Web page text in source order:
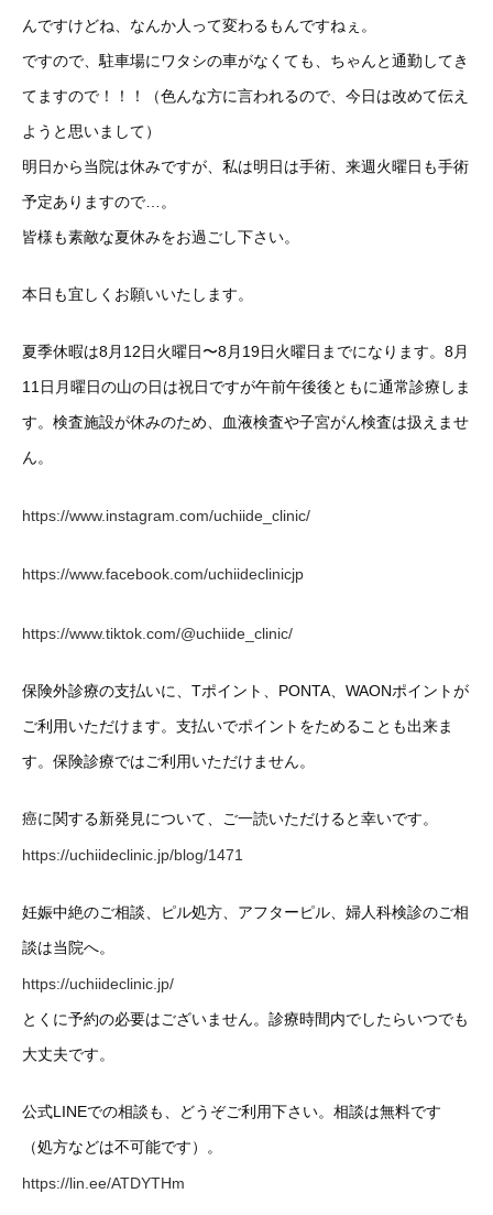
んですけどね、なんか人って変わるもんですねぇ。
ですので、駐車場にワタシの車がなくても、ちゃんと通勤してき
てますので！！！（色んな方に言われるので、今日は改めて伝え
ようと思いまして）
明日から当院は休みですが、私は明日は手術、来週火曜日も手術
予定ありますので…。
皆様も素敵な夏休みをお過ごし下さい。
本日も宜しくお願いいたします。
夏季休暇は8月12日火曜日〜8月19日火曜日までになります。8月
11日月曜日の山の日は祝日ですが午前午後後ともに通常診療しま
す。検査施設が休みのため、血液検査や子宮がん検査は扱えませ
ん。
https://www.instagram.com/uchiide_clinic/
https://www.facebook.com/uchiideclinicjp
https://www.tiktok.com/@uchiide_clinic/
保険外診療の支払いに、Tポイント、PONTA、WAONポイントが
ご利用いただけます。支払いでポイントをためることも出来ま
す。保険診療ではご利用いただけません。
癌に関する新発見について、ご一読いただけると幸いです。
https://uchiideclinic.jp/blog/1471
妊娠中絶のご相談、ピル処方、アフターピル、婦人科検診のご相
談は当院へ。
https://uchiideclinic.jp/
とくに予約の必要はございません。診療時間内でしたらいつでも
大丈夫です。
公式LINEでの相談も、どうぞご利用下さい。相談は無料です
（処方などは不可能です）。
https://lin.ee/ATDYTHm